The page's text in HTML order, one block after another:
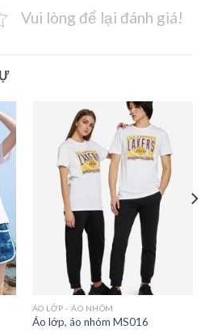
Vui lòng để lại đánh giá!
ÁO LỚP - ÁO NHÓM
Áo lớp, áo nhóm MS016